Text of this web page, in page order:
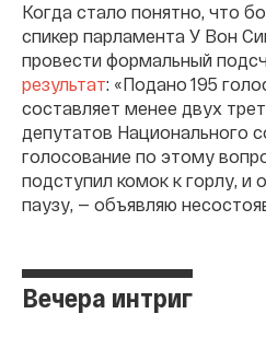
Когда стало понятно, что
спикер парламента У Вон
провести формальный
результат: «Подано 195
составляет менее двух
депутатов Национального
голосование по этому
подступил комок к горлу, и
паузу, — объявляю
Вечера интриг